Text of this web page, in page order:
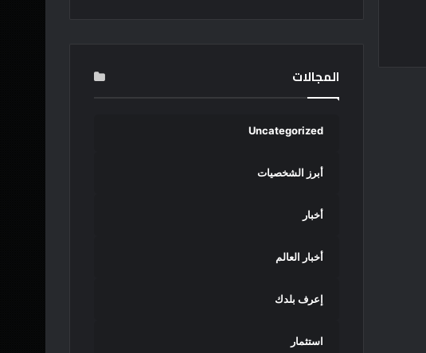
المجالات
Uncategorized
أبرز الشخصيات
أخبار
أخبار العالم
إعرف بلدك
استثمار